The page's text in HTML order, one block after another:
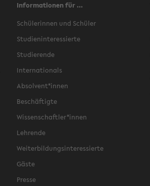
Informationen für ...
Schülerinnen und Schüler
Studieninteressierte
Studierende
Internationals
Absolvent*innen
Beschäftigte
Wissenschaftler*innen
Lehrende
Weiterbildungsinteressierte
Gäste
Presse